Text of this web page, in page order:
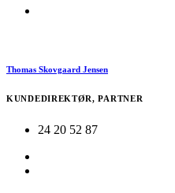
Thomas Skovgaard Jensen
KUNDEDIREKTØR, PARTNER
24 20 52 87